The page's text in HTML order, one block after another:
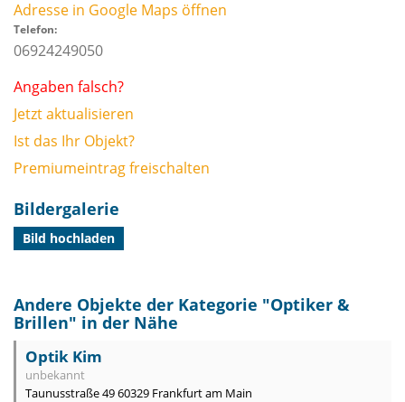
Adresse in Google Maps öffnen
Telefon:
06924249050
Angaben falsch?
Jetzt aktualisieren
Ist das Ihr Objekt?
Premiumeintrag freischalten
Bildergalerie
Bild hochladen
Andere Objekte der Kategorie "Optiker &
Brillen" in der Nähe
Optik Kim
unbekannt
Taunusstraße 49 60329 Frankfurt am Main